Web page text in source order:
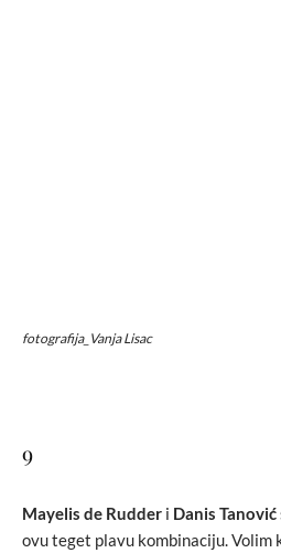
fotografija_Vanja Lisac
9
Mayelis de Rudder i Danis Tanović
ovu teget plavu kombinaciju. Volim